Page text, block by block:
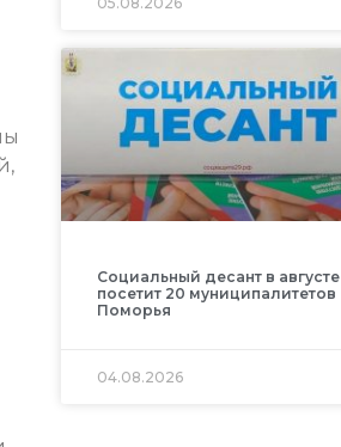
Социальный десант в августе
посетит 20 муниципалитетов
Поморья
04.08.2026